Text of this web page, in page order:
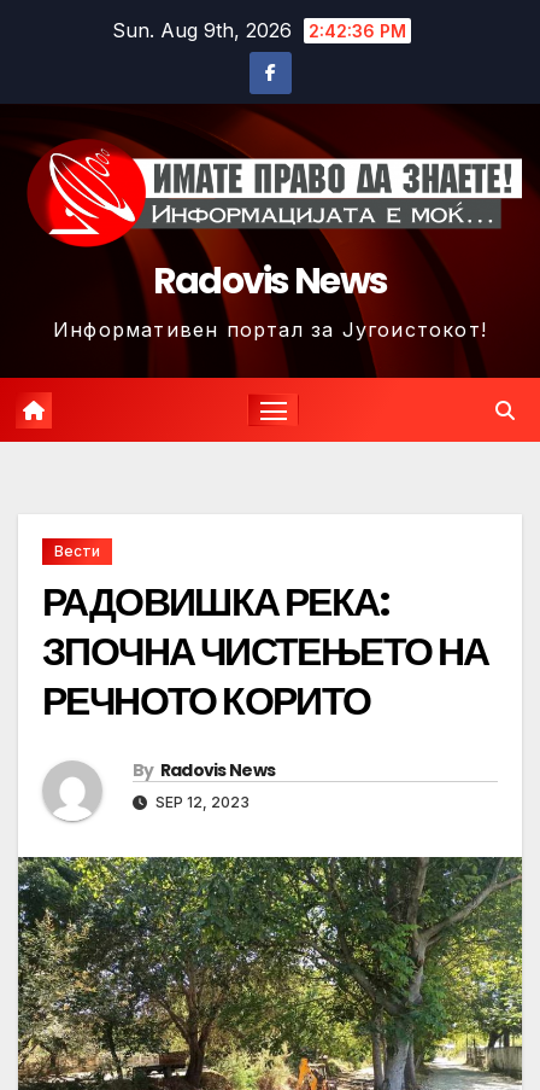
Sun. Aug 9th, 2026 2:42:39 PM
Radovis News
Информативен портал за Југоистокот!
Вести
РАДОВИШКА РЕКА:
ЗПОЧНА ЧИСТЕЊЕТО НА
РЕЧНОТО КОРИТО
By Radovis News
SEP 12, 2023